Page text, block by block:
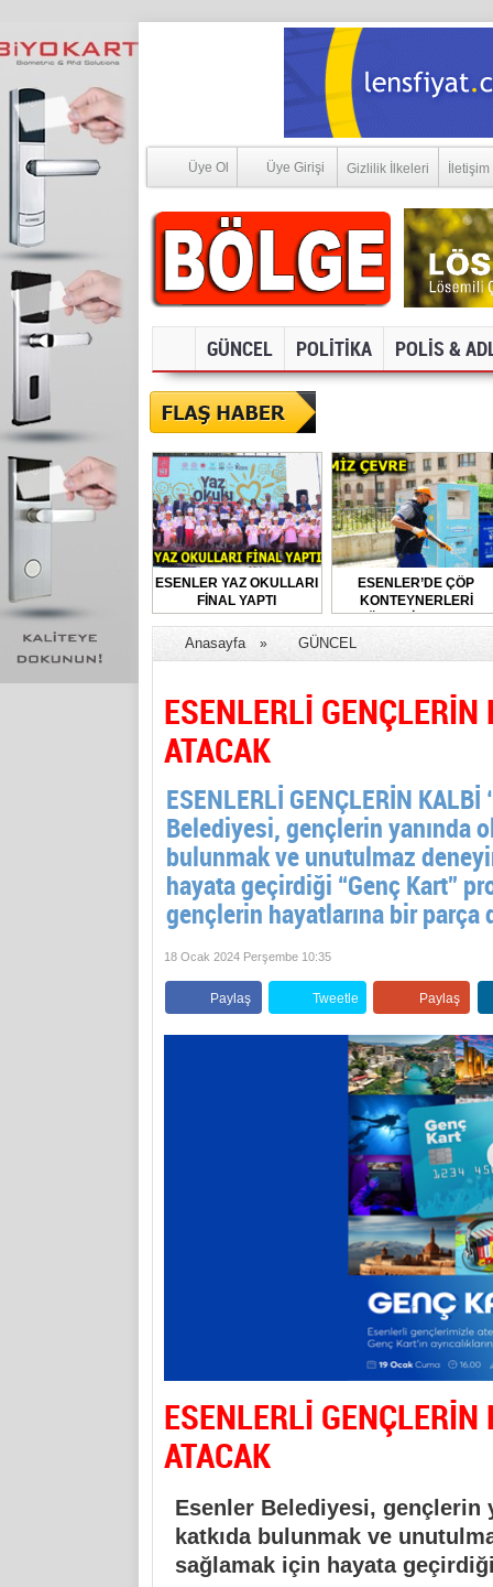
Üye Ol Üye Girişi Gizlilik İlkeleri İletişim
GÜNCEL POLİTİKA POLİS &
ESENLER YAZ OKULLARI
FİNAL YAPTI
ESENLER’DE ÇÖP
KONTEYNERLERİ
DÜZENLİ OLARAK
DEZENFEKTE EDİLİYOR
Anasayfa » GÜNCEL
ESENLERLİ GENÇLERİN
ATACAK
ESENLERLİ GENÇLERİN KALBİ
Belediyesi, gençlerin yanında
bulunmak ve unutulmaz
hayata geçirdiği “Genç Kart”
gençlerin hayatlarına bir parça
18 Ocak 2024 Perşembe 10:35
Paylaş Tweetle Paylaş
ESENLERLİ GENÇLERİN
ATACAK
Esenler Belediyesi, gençlerin
katkıda bulunmak ve
sağlamak için hayata